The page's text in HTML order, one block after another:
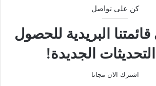
كن على تواصل
البريدية للحصول
الجديدة!
اشترك الان مجانا